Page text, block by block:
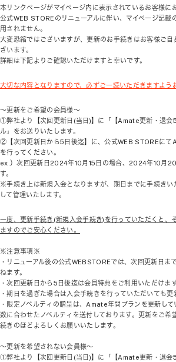
本リンクページがマイページ内に表示されているお客様に
公式WEB STORE のリニューアルに伴い、マイページ記
用されません。
大変恐縮ではございますが、更新のお手続きはお客様ご
ざいます。
詳細は下記よりご確認いただけますと幸いです。
大切な内容となりますので、必ずご一読いただきますよう
～更新をご希望の会員様～
①弊社より【次回更新日 (当日 )】に「【Amate更新・退会5
ル」をお送りいたします。
②【次回更新日から5 日後迄】に、公式WEB STOREにて
を行ってください。
ex.）次回更新日 2024年10月 15 日の場合、 2024年10月 20
す。
※手続き上は新規入会となりますが、期日までに手続きい
して管理いたします。
一度、更新手続き(新規入会手続き)を行っていただくと、
ますのでご安心ください。
※注意事項※
・リニューアル後の公式WEBSTOREでは、次回更新日ま
ねます。
・次回更新日から5 日後迄は会員特典をご利用いただけます
・期日を過ぎた場合は入会手続きを行っていただいても更
・限定ノベルティの贈呈は、Amate年間プランを更新し
数に合わせたノベルティを送付しております。更新をご希
続きのほどよろしくお願いいたします。
～更新を希望されない会員様～
①弊社より【次回更新日 (当日 )】に「【Amate更新・退会5